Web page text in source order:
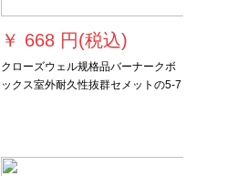
￥ 668 円(税込)
クローズウェル规格品バーナークボ
ックス室外耐久性抜群セメットの5-7